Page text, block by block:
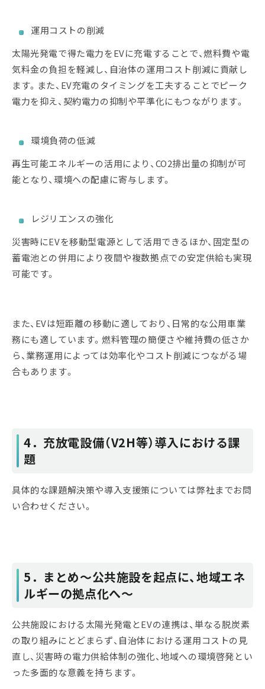
運用コストの削減
太陽光発電で得た電力をEVに充電することで、燃料費や電
気料金の負担を軽減し、自治体の運用コスト削減に貢献し
ます。また、EV充電のタイミングを工夫することでピーク
電力を抑え、契約電力の抑制や平準化にもつながります。
環境負荷の低減
再生可能エネルギーの活用により、CO2排出量の抑制が可
能となり、環境への配慮に寄与します。
レジリエンスの強化
災害時にEVを移動型電源として活用できるほか、固定型の
蓄電池との併用により夜間や複数拠点での安定供給も実現
可能です。
また、EVは短距離の移動に適しており、日常的な公用車業
務にも適しています。燃料管理の簡便さや維持費の低さか
ら、業務運用によっては効率化やコスト削減につながる場
合もあります。
4．充放電設備（V2H等）導入における課
題
具体的な課題解決策や導入支援策については弊社までお問
い合わせください。
5 ．まとめ～公共施設を起点に、地域エネ
ルギーの拠点化へ～
公共施設における太陽光発電とEVの連携は、単なる脱炭素
の取り組みにとどまらず、自治体における運用コストの見
直し、災害時の電力供給体制の強化、地域への環境啓発とい
った多面的な意義を持ちます。